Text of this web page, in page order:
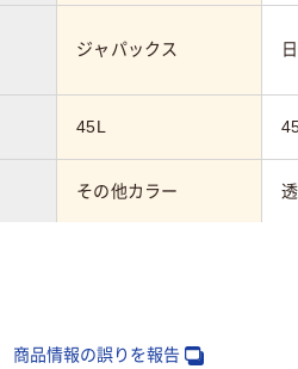
ジャパックス
45L
その他カラー
0.030mm
商品情報の誤りを報告